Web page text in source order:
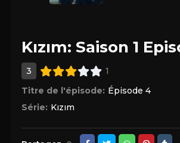
Kızım: Saison 1
3
1
Titre de l'épisode: Épisode 4
Série: Kızım